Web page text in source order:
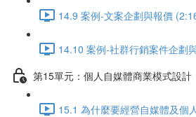
14.9 案例-文案企劃與報價
14.10 案例-社群行銷案件企劃
第15單元：個人自媒體商業模式設計
15.1 為什麼要經營自媒體及個